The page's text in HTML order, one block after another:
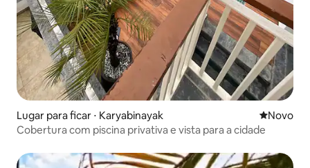
Lugar para ficar ⋅ Karyabinayak Novo
Novo
Cobertura com piscina privativa e vista para a cidade